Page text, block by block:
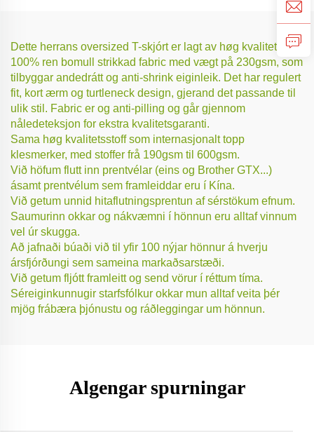
Dette herrans oversized T-skjórt er lagt av høg kvalitets
100% ren bomull strikkad fabric med vægt på 230gsm, som
tilbyggar andedrátt og anti-shrink eiginleik. Det har regulert
fit, kort ærm og turtleneck design, gjerand det passande til
ulik stil. Fabric er og anti-pilling og går gjennom
nåledeteksjon for ekstra kvalitetsgaranti.
Sama høg kvalitetsstoff som internasjonalt topp
klesmerker, med stoffer frå 190gsm til 600gsm.
Við höfum flutt inn prentvélar (eins og Brother GTX...)
ásamt prentvélum sem framleiddar eru í Kína.
Við getum unnid hitaflutningsprentun af sérstökum efnum.
Saumurinn okkar og nákvæmni í hönnun eru alltaf vinnum
vel úr skugga.
Að jafnaði búaði við til yfir 100 nýjar hönnur á hverju
ársfjórðungi sem sameina markaðsarstæði.
Við getum fljótt framleitt og send vörur í réttum tíma.
Séreiginkunnugir starfsfólkur okkar mun alltaf veita þér
mjög frábæra þjónustu og ráðleggingar um hönnun.
Algengar spurningar